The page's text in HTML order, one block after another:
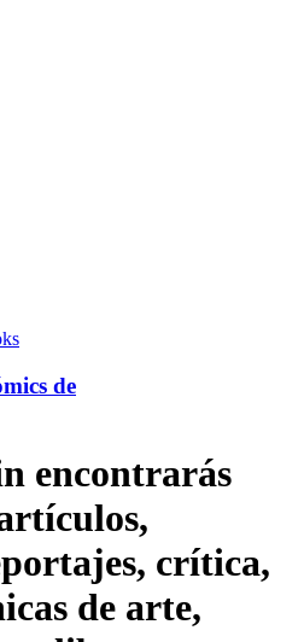
de
encontrarás
crítica,
de arte,